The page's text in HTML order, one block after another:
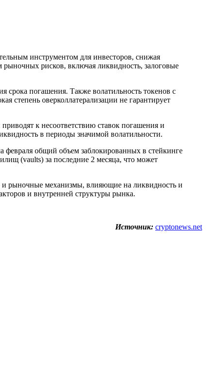
инструментом для инвесторов, снижая
рисков, включая ликвидность, залоговые
срока погашения. Также волатильность токенов с
степень оверколлатерализации не гарантирует
к несоответствию ставок погашения и
в периоды значимой волатильности.
февраля общий объем заблокированных в стейкинге
(vaults) за последние 2 месяца, что может
и рыночные механизмы, влияющие на ликвидность и
и внутренней структуры рынка.
Источник: cryptonews.net